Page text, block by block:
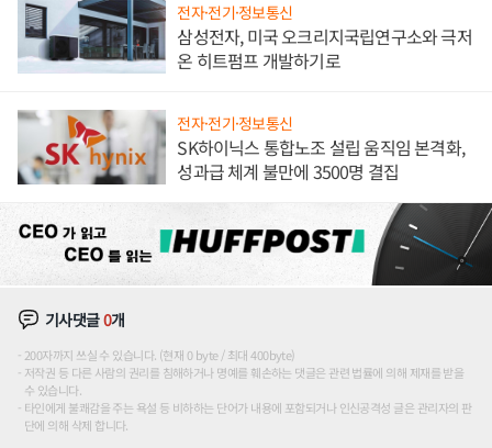
전자·전기·정보통신
삼성전자, 미국 오크리지국립연구소와 극저
온 히트펌프 개발하기로
전자·전기·정보통신
SK하이닉스 통합노조 설립 움직임 본격화,
성과급 체계 불만에 3500명 결집
기사댓글0개
200자까지 쓰실 수 있습니다. (현재 0 byte / 최대 400byte)
저작권 등 다른 사람의 권리를 침해하거나 명예를 훼손하는 댓글은 관련 법률에 의해 제재를 받을
수 있습니다.
타인에게 불쾌감을 주는 욕설 등 비하하는 단어가 내용에 포함되거나 인신공격성 글은 관리자의 판
단에 의해 삭제 합니다.